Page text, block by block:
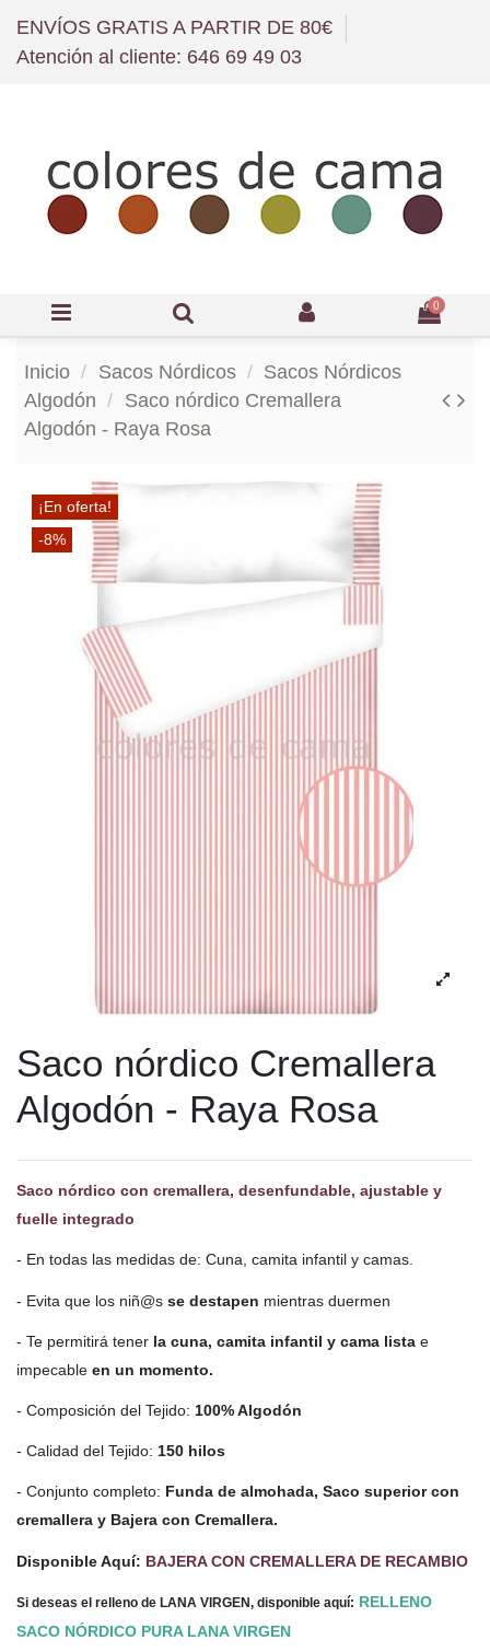
ENVÍOS GRATIS A PARTIR DE 80€
Atención al cliente: 646 69 49 03
0
Inicio Sacos Nórdicos
Sacos Nórdicos
Algodón
Saco nórdico Cremallera
Algodón - Raya Rosa
¡En oferta!
-8%
Saco nórdico Cremallera
Algodón - Raya Rosa
Saco nórdico con cremallera, desenfundable, ajustable y
fuelle integrado
- En todas las medidas de: Cuna, camita infantil y camas.
- Evita que los niñ@s se destapen mientras duermen
- Te permitirá tener la cuna, camita infantil y cama lista e
impecable en un momento.
- Composición del Tejido: 100% Algodón
- Calidad del Tejido: 150 hilos
- Conjunto completo: Funda de almohada, Saco superior con
cremallera y Bajera con Cremallera.
Disponible Aquí: BAJERA CON CREMALLERA DE RECAMBIO
Si deseas el relleno de LANA VIRGEN, disponible aquí: RELLENO
SACO NÓRDICO PURA LANA VIRGEN